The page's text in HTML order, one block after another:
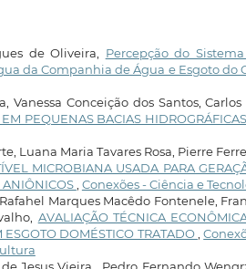
de Oliveira, Percepção do
da Companhia de Água e Esgoto do
Vanessa Conceição dos Santos,
PEQUENAS BACIAS
Luana Maria Tavares Rosa, Pierre
MICROBIANA USADA PARA
ANIÔNICOS, Conexões - Ciência e
Marques Macêdo Fontenele,
AVALIAÇÃO TÉCNICA
DOMÉSTICO TRATADO,